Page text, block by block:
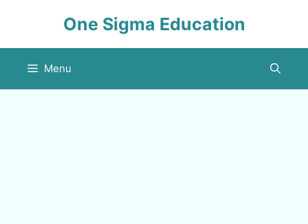
One Sigma Education
Menu